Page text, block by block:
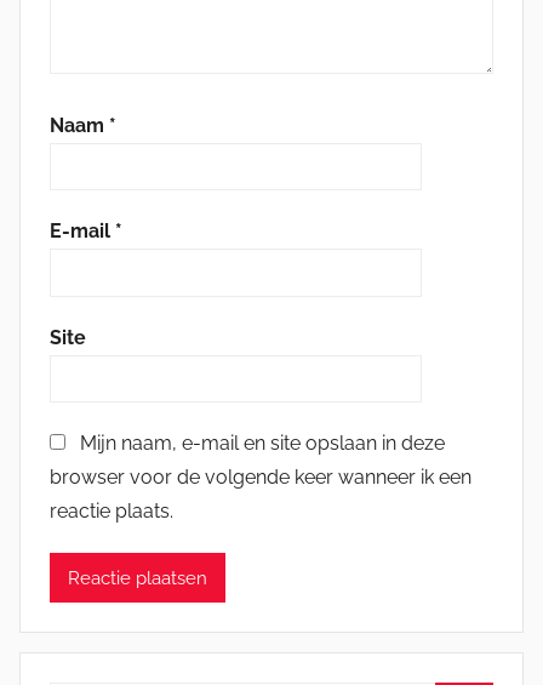
Naam *
E-mail *
Site
Mijn naam, e-mail en site opslaan in deze
browser voor de volgende keer wanneer ik een
reactie plaats.